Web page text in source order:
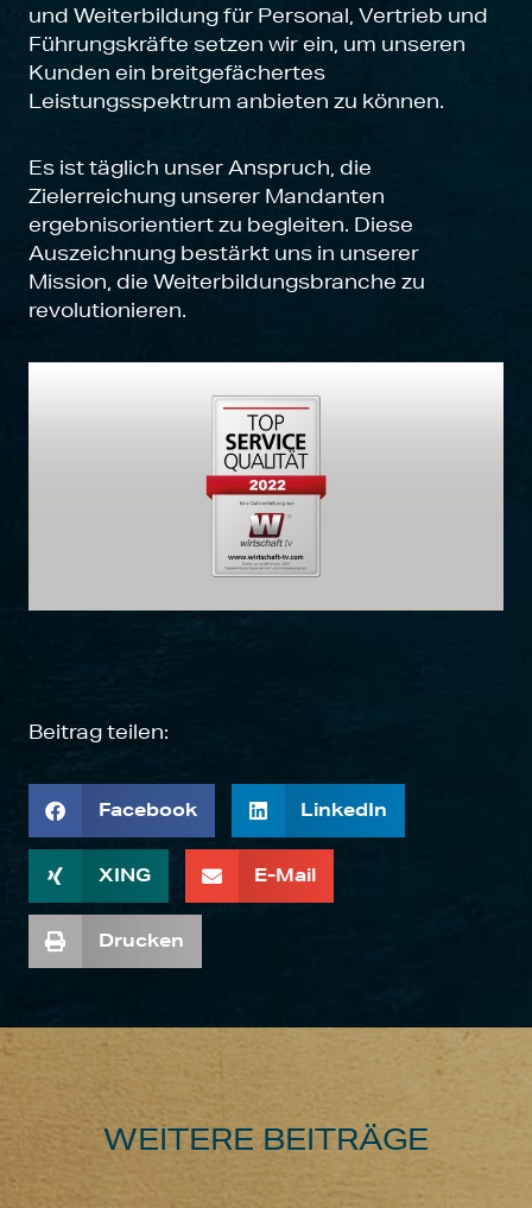
und Weiterbildung für Personal, Vertrieb und
Führungskräfte setzen wir ein, um unseren
Kunden ein breitgefächertes
Leistungsspektrum anbieten zu können.
Es ist täglich unser Anspruch, die
Zielerreichung unserer Mandanten
ergebnisorientiert zu begleiten. Diese
Auszeichnung bestärkt uns in unserer
Mission, die Weiterbildungsbranche zu
revolutionieren.
Beitrag teilen:
Facebook LinkedIn
XING E-Mail
Drucken
WEITERE BEITRÄGE